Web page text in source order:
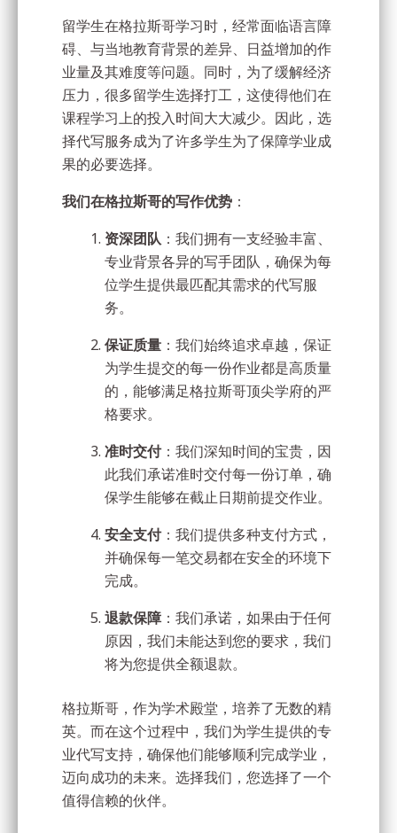
留学生在格拉斯哥学习时，经常面临语言障
碍、与当地教育背景的差异、日益增加的作
业量及其难度等问题。同时，为了缓解经济
压力，很多留学生选择打工，这使得他们在
课程学习上的投入时间大大减少。因此，选
择代写服务成为了许多学生为了保障学业成
果的必要选择。
我们在格拉斯哥的写作优势 ：
资深团队 ：我们拥有一支经验丰富、
专业背景各异的写手团队，确保为每
位学生提供最匹配其需求的代写服
务。
保证质量 ：我们始终追求卓越，保证
为学生提交的每一份作业都是高质量
的，能够满足格拉斯哥顶尖学府的严
格要求。
准时交付：我们深知时间的宝贵，因
此我们承诺准时交付每一份订单，确
保学生能够在截止日期前提交作业。
安全支付：我们提供多种支付方式，
并确保每一笔交易都在安全的环境下
完成。
退款保障 ：我们承诺，如果由于任何
原因，我们未能达到您的要求，我们
将为您提供全额退款。
格拉斯哥，作为学术殿堂，培养了无数的精
英。而在这个过程中，我们为学生提供的专
业代写支持，确保他们能够顺利完成学业，
迈向成功的未来。选择我们，您选择了一个
值得信赖的伙伴。